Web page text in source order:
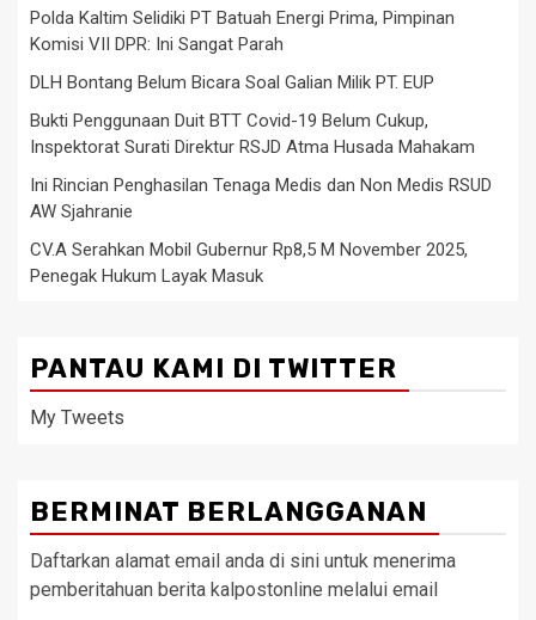
Polda Kaltim Selidiki PT Batuah Energi Prima, Pimpinan
Komisi VII DPR: Ini Sangat Parah
DLH Bontang Belum Bicara Soal Galian Milik PT. EUP
Bukti Penggunaan Duit BTT Covid-19 Belum Cukup,
Inspektorat Surati Direktur RSJD Atma Husada Mahakam
Ini Rincian Penghasilan Tenaga Medis dan Non Medis RSUD
AW Sjahranie
CV.A Serahkan Mobil Gubernur Rp8,5 M November 2025,
Penegak Hukum Layak Masuk
PANTAU KAMI DI TWITTER
My Tweets
BERMINAT BERLANGGANAN
Daftarkan alamat email anda di sini untuk menerima
pemberitahuan berita kalpostonline melalui email